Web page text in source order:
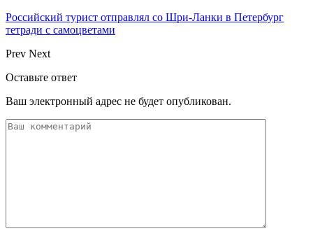
Российский турист отправлял со Шри-Ланки в Петербург
тетради с самоцветами
Prev Next
Оставьте ответ
Ваш электронный адрес не будет опубликован.